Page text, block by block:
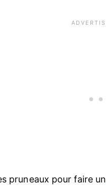
pruneaux pour faire un